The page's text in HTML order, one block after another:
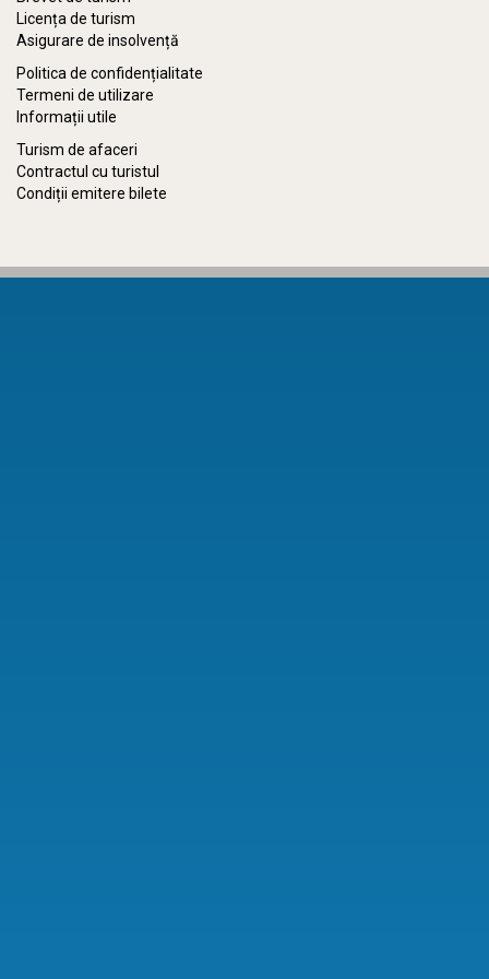
Licența de turism
Asigurare de insolvență
Politica de confidențialitate
Termeni de utilizare
Informații utile
Turism de afaceri
Contractul cu turistul
Condiții emitere bilete